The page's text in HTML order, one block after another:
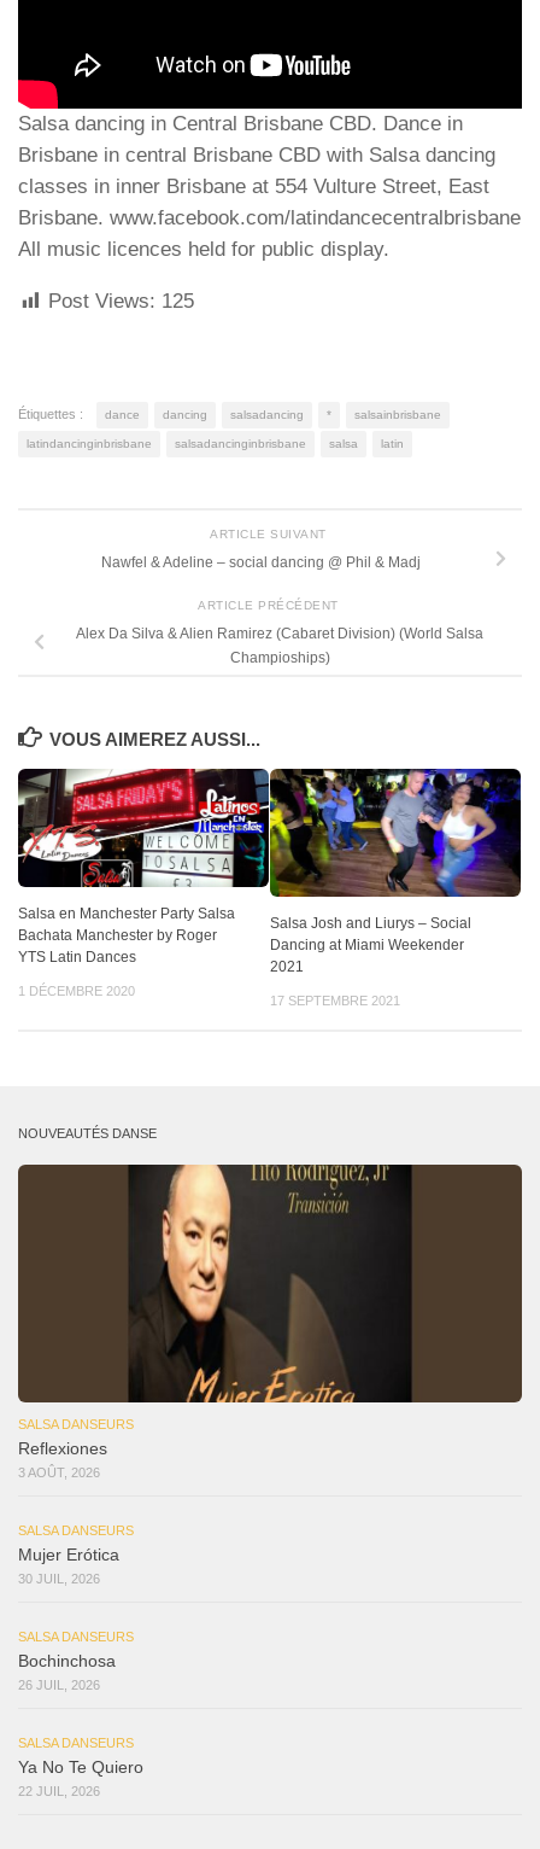
Salsa dancing in Central Brisbane CBD. Dance in
Brisbane in central Brisbane CBD with Salsa dancing
classes in inner Brisbane at 554 Vulture Street, East
Brisbane. www.facebook.com/latindancecentralbrisbane
All music licences held for public display.
Post Views: 125
Étiquettes : dance dancing salsadancing * salsainbrisbane
latindancinginbrisbane salsadancinginbrisbane salsa latin
ARTICLE SUIVANT
Nawfel & Adeline – social dancing @ Phil & Madj
ARTICLE PRÉCÉDENT
Alex Da Silva & Alien Ramirez (Cabaret Division) (World Salsa
Champioships)
VOUS AIMEREZ AUSSI...
Salsa en Manchester Party Salsa
Bachata Manchester by Roger
YTS Latin Dances
1 DÉCEMBRE 2020
Salsa Josh and Liurys – Social
Dancing at Miami Weekender
2021
17 SEPTEMBRE 2021
NOUVEAUTÉS DANSE
SALSA DANSEURS
Reflexiones
3 AOÛT, 2026
SALSA DANSEURS
Mujer Erótica
30 JUIL, 2026
SALSA DANSEURS
Bochinchosa
26 JUIL, 2026
SALSA DANSEURS
Ya No Te Quiero
22 JUIL, 2026